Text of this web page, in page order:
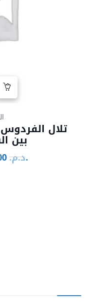
تلال الفردوس
بين
د.م.
Le
د.م.Le